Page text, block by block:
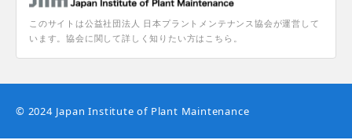
このサイトは公益社団法人 日本プラントメンテナンス協会が運営して
います。協会に関して詳しく知りたい方はこちら。
© 2024 Japan Institute of Plant Maintenance